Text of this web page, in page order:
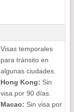
Visas temporales
para tránsito en
algunas ciudades.
Hong Kong: Sin
visa por 90 días.
Macao: Sin visa por